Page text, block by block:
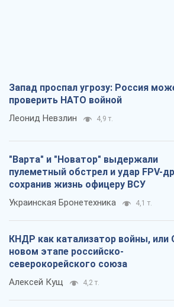
Запад проспал угрозу: Россия
проверить НАТО войной
Леонид Невзлин 4,9 т.
"Варта" и "Новатор" выдержали
пулеметный обстрел и удар FPV-
сохранив жизнь офицеру ВСУ
Украинская Бронетехника 4,1 т.
КНДР как катализатор войны, или
новом этапе российско-
северокорейского союза
Алексей Кущ 4,2 т.